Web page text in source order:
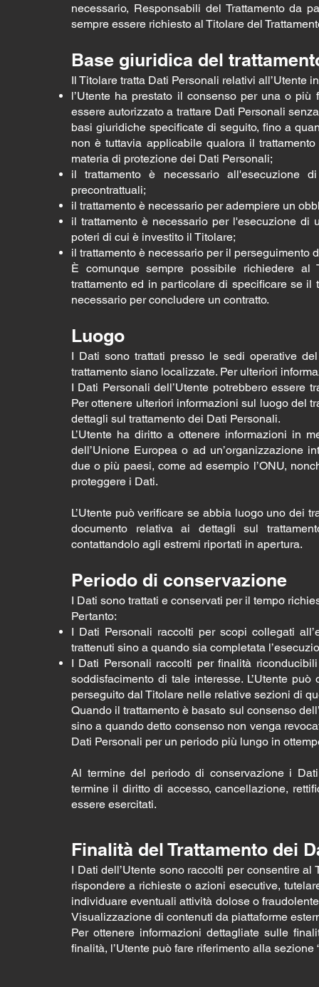
necessario, Responsabili del Trattamento da
sempre essere richiesto al Titolare del
Base giuridica del
Il Titolare tratta Dati Personali relativi all’Utente
l’Utente ha prestato il consenso per una o
essere autorizzato a trattare Dati Personali
basi giuridiche specificate di seguito, fino a
non è tuttavia applicabile qualora il
materia di protezione dei Dati Personali;
il trattamento è necessario all'esecuzione
precontrattuali;
il trattamento è necessario per adempiere un
il trattamento è necessario per l'esecuzione
poteri di cui è investito il Titolare;
il trattamento è necessario per il perseguimento
È comunque sempre possibile richiedere
trattamento ed in particolare di specificare se
necessario per concludere un contratto.
Luogo
I Dati sono trattati presso le sedi operative
trattamento siano localizzate. Per ulteriori
I Dati Personali dell’Utente potrebbero essere
Per ottenere ulteriori informazioni sul luogo del
dettagli sul trattamento dei Dati Personali.
L’Utente ha diritto a ottenere informazioni in
dell’Unione Europea o ad un’organizzazione
due o più paesi, come ad esempio l’ONU,
proteggere i Dati.
L’Utente può verificare se abbia luogo uno dei
documento relativa ai dettagli sul
contattandolo agli estremi riportati in apertura.
Periodo di conservazione
I Dati sono trattati e conservati per il tempo
Pertanto:
I Dati Personali raccolti per scopi collegati
trattenuti sino a quando sia completata
I Dati Personali raccolti per finalità
soddisfacimento di tale interesse. L’Utente
perseguito dal Titolare nelle relative sezioni di
Quando il trattamento è basato sul consenso
sino a quando detto consenso non venga
Dati Personali per un periodo più lungo in
Al termine del periodo di conservazione i
termine il diritto di accesso, cancellazione,
essere esercitati.
Finalità del Trattamento dei
I Dati dell’Utente sono raccolti per consentire
rispondere a richieste o azioni esecutive,
individuare eventuali attività dolose o
Visualizzazione di contenuti da piattaforme
Per ottenere informazioni dettagliate sulle
finalità, l’Utente può fare riferimento alla